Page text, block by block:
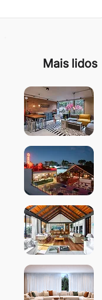
Mais lidos